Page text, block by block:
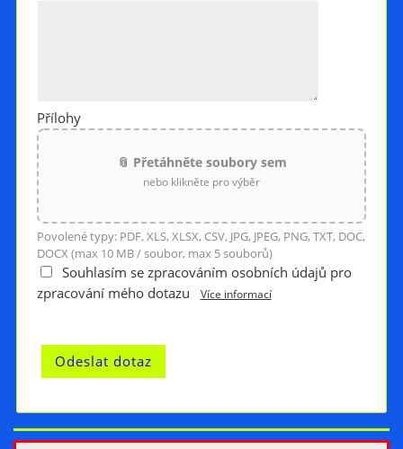
Přílohy
📎 Přetáhněte soubory sem
nebo klikněte pro výběr
Povolené typy: PDF, XLS, XLSX, CSV, JPG, JPEG, PNG, TXT, DOC,
DOCX (max 10 MB / soubor, max 5 souborů)
Souhlasím se zpracováním osobních údajů pro
zpracování mého dotazu
Více informací